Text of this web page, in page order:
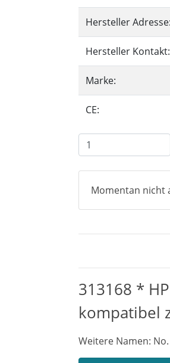
Hersteller Adresse:
Hersteller Kontakt:
Marke:
CE:
Momentan nicht
313168 *
kompatibel
Weitere Namen: No.